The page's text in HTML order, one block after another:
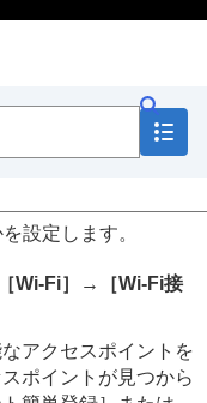
設定します。
［Wi-Fi］ →
［Wi-Fi接
アクセスポイントを
ポイントが見つから